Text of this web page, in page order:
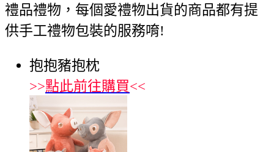
禮品禮物，每個愛禮物出貨的商品都有提
供手工禮物包裝的服務唷!
抱抱豬抱枕
>>點此前往購買<<